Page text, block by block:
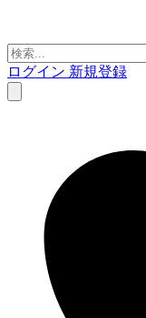
ログイン 新規登録